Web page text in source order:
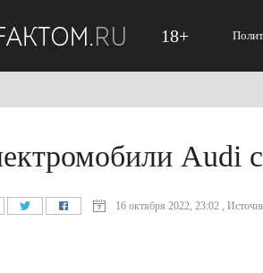
18+
Audi
16 октября 2022, 23:02 ,